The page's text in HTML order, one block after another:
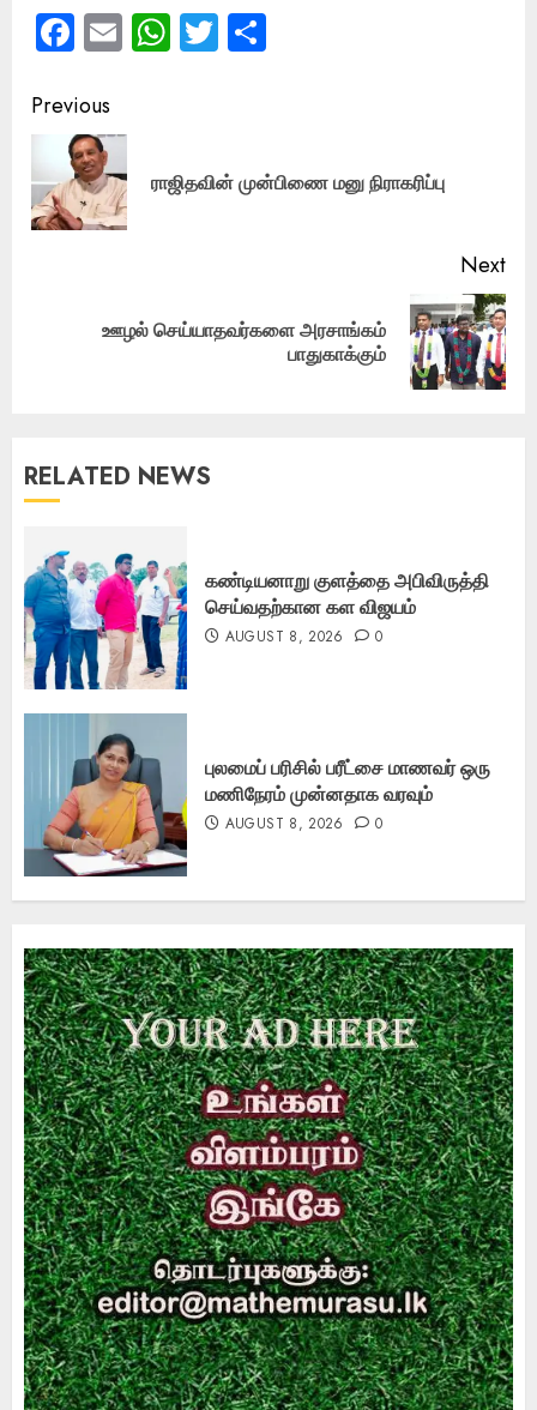
Facebook
EmailWhatsApp
Twitter
Post
navigation
Previous
ராஜிதவின் முன்பிணை மனு நிராகரிப்பு
Next
ஊழல் செய்யாதவர்களை அரசாங்கம்
பாதுகாக்கும்
RELATED NEWS
கண்டியனாறு குளத்தை அபிவிருத்தி
செய்வதற்கான கள விஜயம்
AUGUST 8, 2026 0
புலமைப் பரிசில் பரீட்சை மாணவர் ஒரு
மணிநேரம் முன்னதாக வரவும்
AUGUST 8, 2026 0